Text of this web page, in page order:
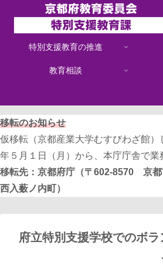
特別支援教育の推進
教育相談
移転のお知らせ
仮移転（京都産業大学むすびわざ館
年５月１日（月）から、本庁庁舎で業
移転先：京都府庁（〒602-8570 京
西入薮ノ内町）
府立特別支援学校でのボラ